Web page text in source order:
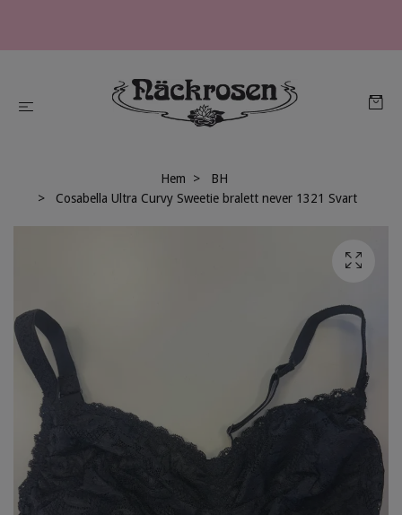
Hem
BH
Cosabella Ultra Curvy Sweetie bralett never 1321 Svart